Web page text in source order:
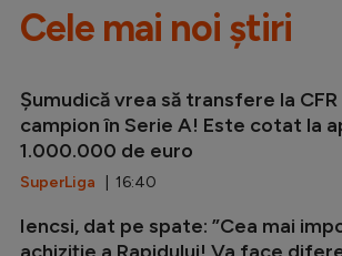
Cele mai noi știri
Șumudică vrea să transfere la
campion în Serie A! Este cotat la
1.000.000 de euro
SuperLiga | 16:40
Iencsi, dat pe spate: ”Cea mai